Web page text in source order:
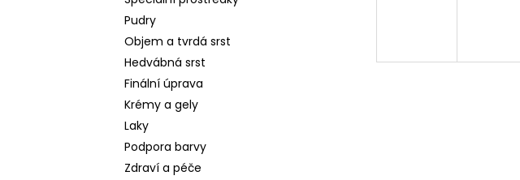
Pudry
Objem a tvrdá srst
Hedvábná srst
Finální úprava
Krémy a gely
Laky
Podpora barvy
Zdraví a péče
SHAMPOO
275 Kč